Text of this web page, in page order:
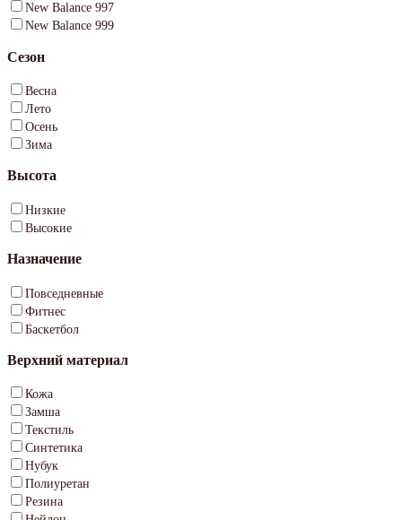
New Balance 997
New Balance 999
Сезон
Весна
Лето
Осень
Зима
Высота
Низкие
Высокие
Назначение
Повседневные
Фитнес
Баскетбол
Верхний материал
Кожа
Замша
Текстиль
Синтетика
Нубук
Полиуретан
Резина